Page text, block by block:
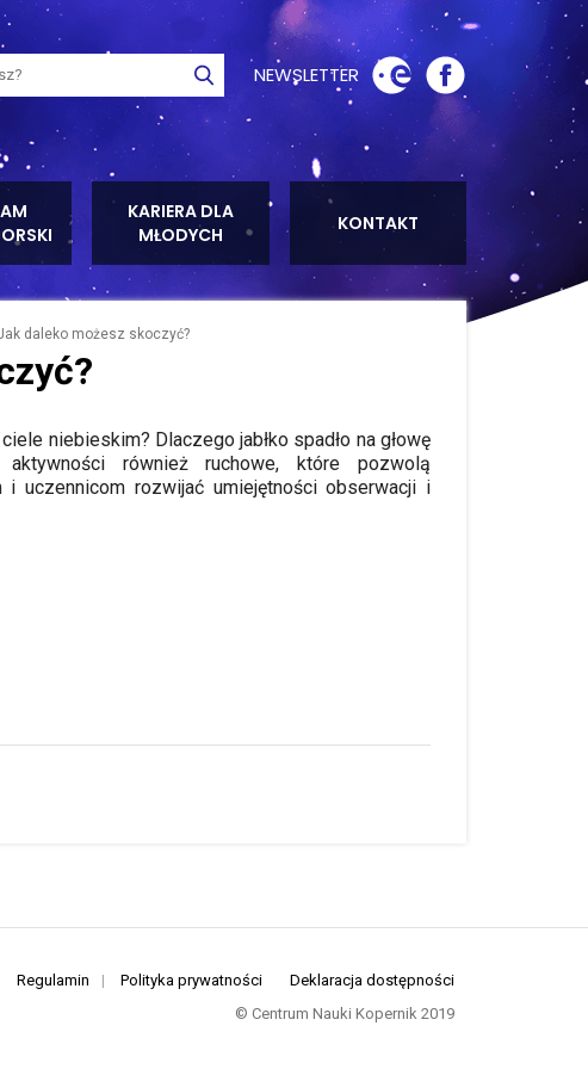
NEWSLETTER
KARIERA DLA
MŁODYCH
KONTAKT
stronie Szukaj
daleko możesz skoczyć?
niebieskim? Dlaczego jabłko spadło na głowę
również ruchowe, które pozwolą
uczennicom rozwijać umiejętności obserwacji i
Regulamin | Polityka prywatności
Deklaracja dostępności
© Centrum Nauki Kopernik 2019